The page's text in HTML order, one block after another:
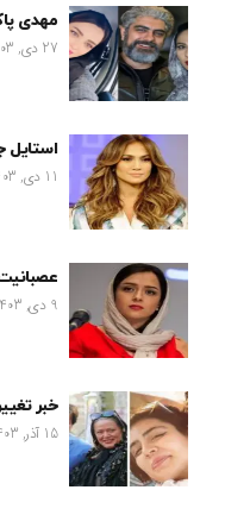
مهدی
27 دی, 1403
استایل
11 دی, 1403
9 دی, 1403
خبر
15 آذر, 1403